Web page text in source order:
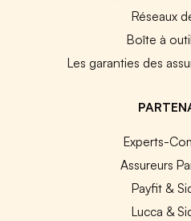
Réseaux
Boîte à
Les garanties des
Experts-
Assureurs
Payfit &
Lucca &